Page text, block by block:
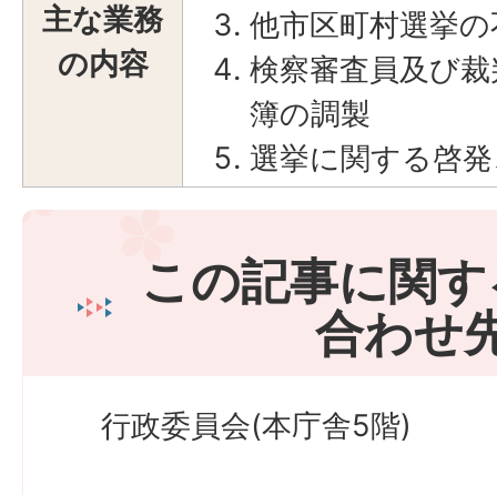
主な業務
の内容
他市区町村選挙
検察審査員及び
簿の調製
選挙に関する啓
この記事に関
合わせ
行政委員会(本庁舎5階)